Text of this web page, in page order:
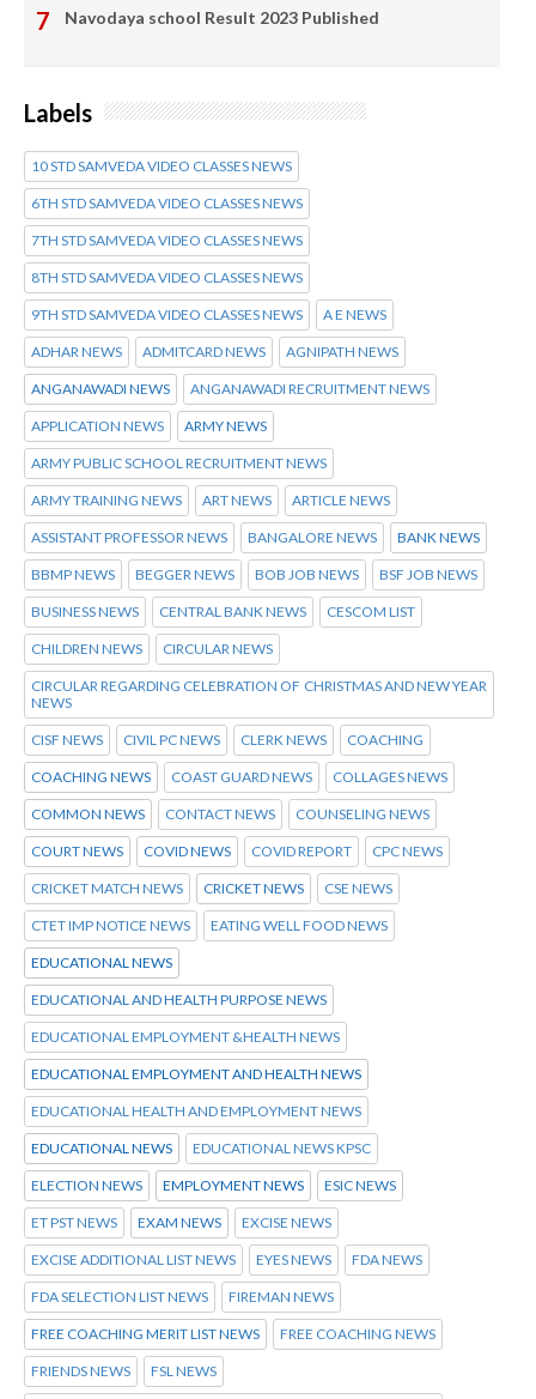
Navodaya school Result 2023 Published
Labels
10 STD SAMVEDA VIDEO CLASSES NEWS
6TH STD SAMVEDA VIDEO CLASSES NEWS
7TH STD SAMVEDA VIDEO CLASSES NEWS
8TH STD SAMVEDA VIDEO CLASSES NEWS
9TH STD SAMVEDA VIDEO CLASSES NEWS A E NEWS
ADHAR NEWS ADMITCARD NEWS AGNIPATH NEWS
ANGANAWADI NEWS ANGANAWADI RECRUITMENT NEWS
APPLICATION NEWS ARMY NEWS
ARMY PUBLIC SCHOOL RECRUITMENT NEWS
ARMY TRAINING NEWS ART NEWS ARTICLE NEWS
ASSISTANT PROFESSOR NEWS BANGALORE NEWS BANK NEWS
BBMP NEWS BEGGER NEWS BOB JOB NEWS BSF JOB NEWS
BUSINESS NEWS CENTRAL BANK NEWS CESCOM LIST
CHILDREN NEWS CIRCULAR NEWS
CIRCULAR REGARDING CELEBRATION OF CHRISTMAS AND NEW YEAR
NEWS
CISF NEWS CIVIL PC NEWS CLERK NEWS COACHING
COACHING NEWS COAST GUARD NEWS COLLAGES NEWS
COMMON NEWS CONTACT NEWS COUNSELING NEWS
COURT NEWS COVID NEWS COVID REPORT CPC NEWS
CRICKET MATCH NEWS CRICKET NEWS CSE NEWS
CTET IMP NOTICE NEWS EATING WELL FOOD NEWS
EDUCATIONAL NEWS
EDUCATIONAL AND HEALTH PURPOSE NEWS
EDUCATIONAL EMPLOYMENT &HEALTH NEWS
EDUCATIONAL EMPLOYMENT AND HEALTH NEWS
EDUCATIONAL HEALTH AND EMPLOYMENT NEWS
EDUCATIONAL NEWS EDUCATIONAL NEWS KPSC
ELECTION NEWS EMPLOYMENT NEWS ESIC NEWS
ET PST NEWS EXAM NEWS EXCISE NEWS
EXCISE ADDITIONAL LIST NEWS EYES NEWS FDA NEWS
FDA SELECTION LIST NEWS FIREMAN NEWS
FREE COACHING MERIT LIST NEWS FREE COACHING NEWS
FRIENDS NEWS FSL NEWS